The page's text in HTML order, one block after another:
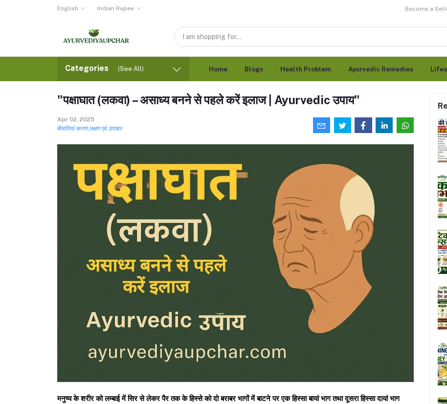
English Indian Rupee Become a
Categories (See All) Home Blogs Health Problem Ayurvedic Remedies
"पक्षाघात (लकवा) – असाध्य बनने से पहले करें इलाज | Ayurvedic उपाय"
Apr 02, 2025
बीमारियां कारण,लक्षण एवं उपचार
मनुष्य के शरीर को लम्बाई में सिर से लेकर पैर तक के हिस्से को दो बराबर भागों में बाटने पर एक हिस्सा बायां भाग तथा दूसरा हिस्सा दायां भाग